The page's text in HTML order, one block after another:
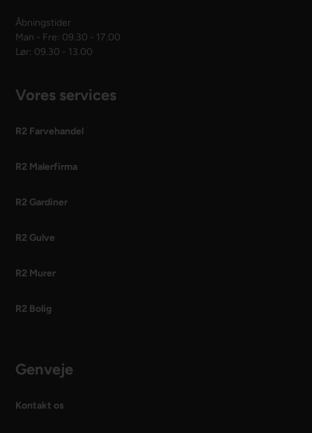
Åbningstider
Man - Fre: 09.30 - 17.00
Lør: 09.30 - 13.00
Vores services
R2 Farvehandel
R2 Malerfirma
R2 Gardiner
R2 Gulve
R2 Murer
R2 Bolig
Genveje
Kontakt os